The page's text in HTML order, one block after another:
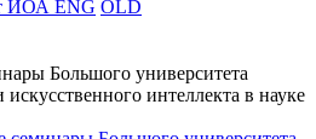
ИОА ENG OLD
Большого университета
интеллекта в науке